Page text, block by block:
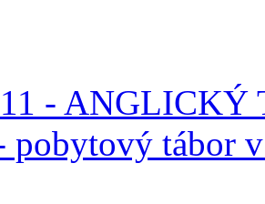
- ANGLICKÝ
pobytový tábor